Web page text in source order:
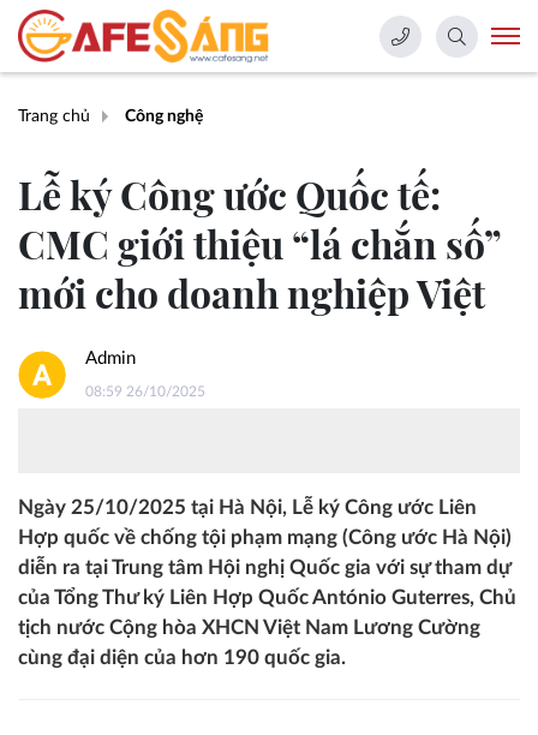
Trang chủ Công nghệ
Lễ ký Công ước Quốc tế:
CMC giới thiệu “lá chắn số”
mới cho doanh nghiệp Việt
Admin
08:59 26/10/2025
Ngày 25/10/2025 tại Hà Nội, Lễ ký Công ước Liên
Hợp quốc về chống tội phạm mạng (Công ước Hà Nội)
diễn ra tại Trung tâm Hội nghị Quốc gia với sự tham dự
của Tổng Thư ký Liên Hợp Quốc António Guterres, Chủ
tịch nước Cộng hòa XHCN Việt Nam Lương Cường
cùng đại diện của hơn 190 quốc gia.